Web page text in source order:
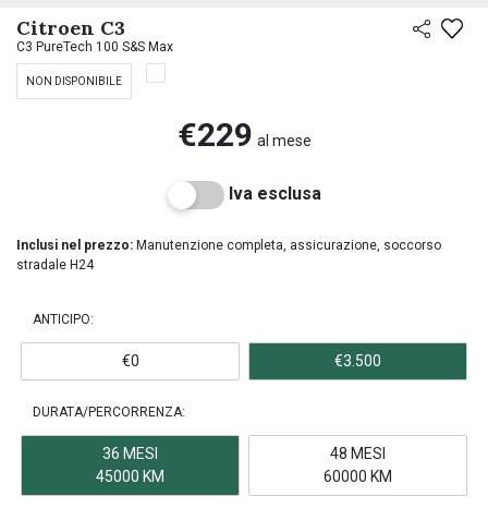
Citroen C3
C3 PureTech 100 S&S Max
NON DISPONIBILE
€229 al mese
Iva esclusa
Inclusi nel prezzo: Manutenzione completa, assicurazione, soccorso
stradale H24
ANTICIPO:
€0 €3.500
DURATA/PERCORRENZA:
36 MESI
45000 KM
48 MESI
60000 KM